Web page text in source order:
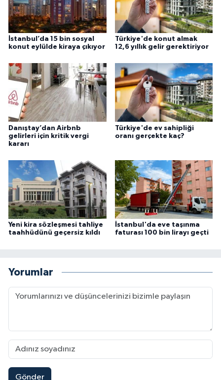
İstanbul’da 15 bin sosyal
konut eylülde kiraya çıkıyor
Türkiye'de konut almak
12,6 yıllık gelir gerektiriyor
Danıştay’dan Airbnb
gelirleri için kritik vergi
kararı
Türkiye'de ev sahipliği
oranı gerçekte kaç?
Yeni kira sözleşmesi tahliye
taahhüdünü geçersiz kıldı
İstanbul'da eve taşınma
faturası 100 bin lirayı geçti
Yorumlar
Gönder